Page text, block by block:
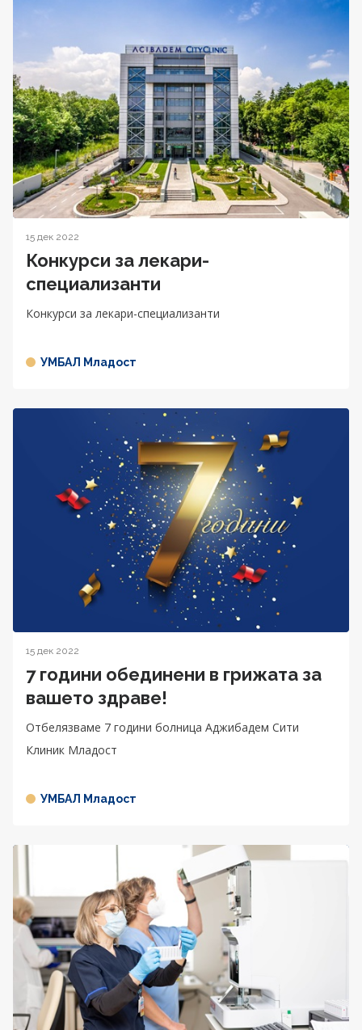
15 дек 2022
Конкурси за лекари-
специализанти
Конкурси за лекари-специализанти
УМБАЛ Младост
15 дек 2022
7 години обединени в грижата за
вашето здраве!
Отбелязваме 7 години болница Аджибадем Сити
Клиник Младост
УМБАЛ Младост